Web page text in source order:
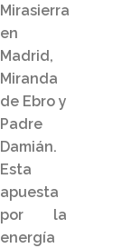
Mirasierra
en
Madrid,
Miranda
de Ebro y
Padre
Damián.
Esta
apuesta
por la
energía